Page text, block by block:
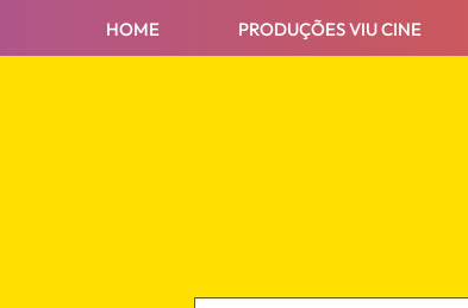
HOME PRODUÇÕES VIU CINE